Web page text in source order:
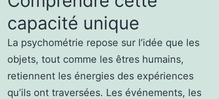
capacité unique
La psychométrie repose sur l’idée que les
objets, tout comme les êtres humains,
retiennent les énergies des expériences
qu’ils ont traversées. Les événements, les